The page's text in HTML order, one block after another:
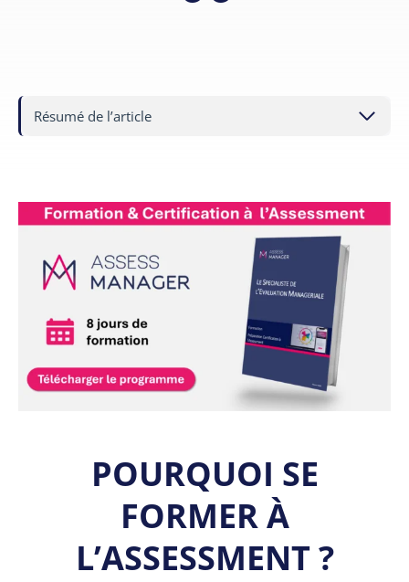
Résumé de l’article
POURQUOI SE
FORMER À
L’ASSESSMENT ?